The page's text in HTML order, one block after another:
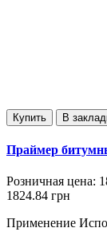
Купить В
Праймер
Розничная цена:
1824.84 грн
Применение